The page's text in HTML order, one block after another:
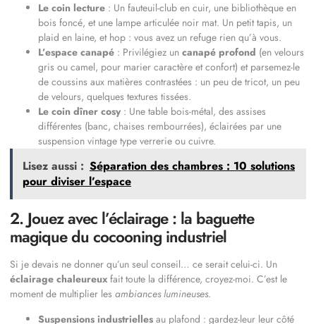
Le coin lecture : Un fauteuil-club en cuir, une bibliothèque en
bois foncé, et une lampe articulée noir mat. Un petit tapis, un
plaid en laine, et hop : vous avez un refuge rien qu’à vous.
L’espace canapé : Privilégiez un canapé profond (en velours
gris ou camel, pour marier caractère et confort) et parsemez-le
de coussins aux matières contrastées : un peu de tricot, un peu
de velours, quelques textures tissées.
Le coin dîner cosy : Une table bois-métal, des assises
différentes (banc, chaises rembourrées), éclairées par une
suspension vintage type verrerie ou cuivre.
Lisez aussi : Séparation des chambres : 10 solutions
pour diviser l’espace
2. Jouez avec l’éclairage : la baguette
magique du cocooning industriel
Si je devais ne donner qu’un seul conseil… ce serait celui-ci. Un
éclairage chaleureux fait toute la différence, croyez-moi. C’est le
moment de multiplier les ambiances lumineuses.
Suspensions industrielles au plafond : gardez-leur leur côté